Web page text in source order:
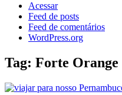
Acessar
Feed de posts
Feed de comentários
WordPress.org
Tag: Forte Orange